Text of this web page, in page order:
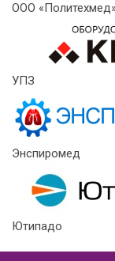
ООО
УПЗ
Энспиромед
Ютипадо